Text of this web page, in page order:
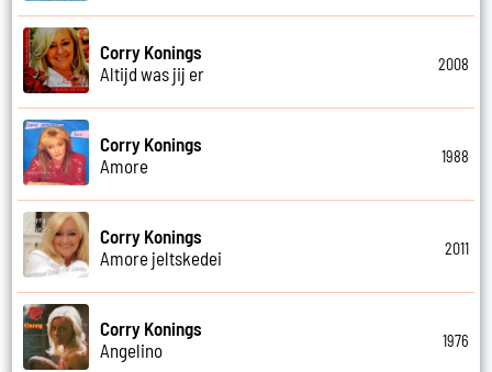
Corry Konings
Altijd was jij er
2008
Corry Konings
Amore
1988
Corry Konings
Amore jeltskedei
2011
Corry Konings
Angelino
1976